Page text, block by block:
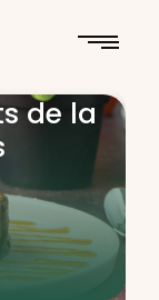
de la